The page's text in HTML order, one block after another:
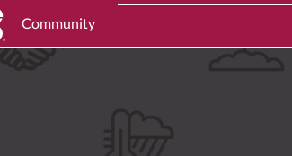
Community